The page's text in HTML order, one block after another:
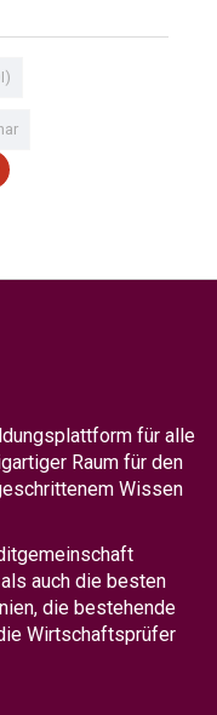
für alle
Raum für den
Wissen
auch die besten
die bestehende
Wirtschaftsprüfer